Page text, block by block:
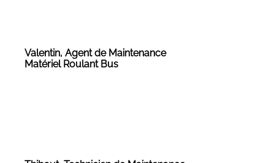
Valentin, Agent de Maintenance
Matériel Roulant Bus